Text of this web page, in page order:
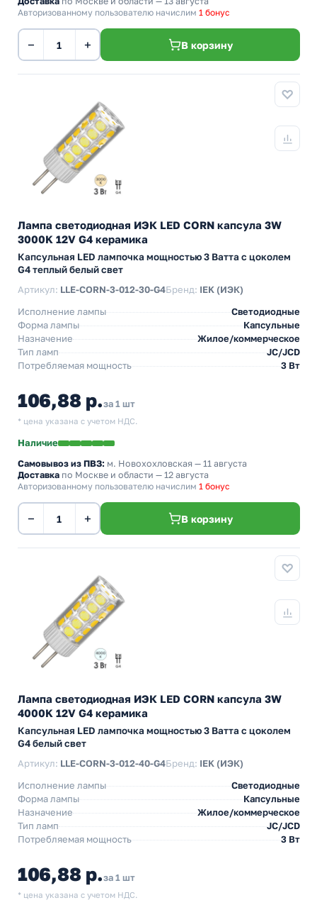
Авторизованному пользователю начислим 1 бонус
− + В корзину
Лампа светодиодная ИЭК LED CORN капсула 3W
3000K 12V G4 керамика
Капсульная LED лампочка мощностью 3 Ватта с цоколем
G4 теплый белый свет
Артикул: LLE-CORN-3-012-30-G4Бренд: IEK (ИЭК)
Исполнение лампы
Светодиодные
Форма лампы
Капсульные
Назначение
Жилое/коммерческое
Тип ламп
JC/JCD
Потребляемая мощность
3 Вт
106,88 р.за 1 шт
* цена указана с учетом НДС.
Наличие
Самовывоз из ПВЗ: м. Новохохловская — 11 августа
Доставка по Москве и области — 12 августа
Авторизованному пользователю начислим 1 бонус
− + В корзину
Лампа светодиодная ИЭК LED CORN капсула 3W
4000K 12V G4 керамика
Капсульная LED лампочка мощностью 3 Ватта с цоколем
G4 белый свет
Артикул: LLE-CORN-3-012-40-G4Бренд: IEK (ИЭК)
Исполнение лампы
Светодиодные
Форма лампы
Капсульные
Назначение
Жилое/коммерческое
Тип ламп
JC/JCD
Потребляемая мощность
3 Вт
106,88 р.за 1 шт
* цена указана с учетом НДС.